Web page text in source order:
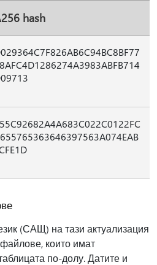
hash
(САЩ) на тази актуализация
които имат
по-долу. Датите и